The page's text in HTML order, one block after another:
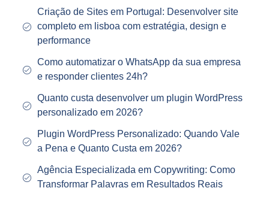
Criação de Sites em Portugal: Desenvolver site
completo em lisboa com estratégia, design e
performance
Como automatizar o WhatsApp da sua empresa
e responder clientes 24h?
Quanto custa desenvolver um plugin WordPress
personalizado em 2026?
Plugin WordPress Personalizado: Quando Vale
a Pena e Quanto Custa em 2026?
Agência Especializada em Copywriting: Como
Transformar Palavras em Resultados Reais